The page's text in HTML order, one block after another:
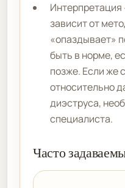
зависит от
«опаздывает»
быть в норме,
позже. Если же
относительно
диэструса,
специалиста.
Часто